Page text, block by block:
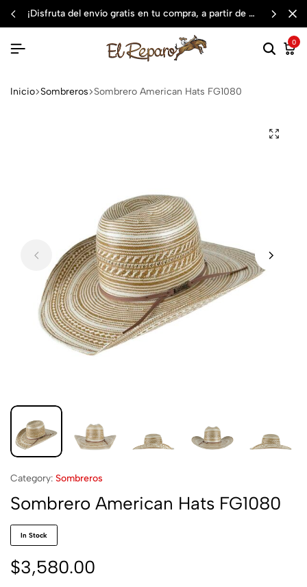
¡disfruta del envío gratis en tu compra, a partir de $3,000 mxn
0
Inicio Sombreros Sombrero American Hats FG1080
Category: Sombreros
Sombrero American Hats FG1080
In Stock
$3,580.00